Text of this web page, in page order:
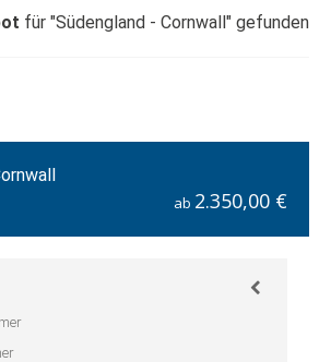
für "Südengland - Cornwall" gefunden
ab 2.350,00 €